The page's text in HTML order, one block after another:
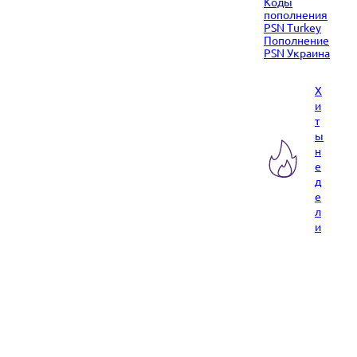
пополнения
PSN Turkey
Пополнение
PSN Украина
Х
и
т
ы
н
е
д
е
л
и